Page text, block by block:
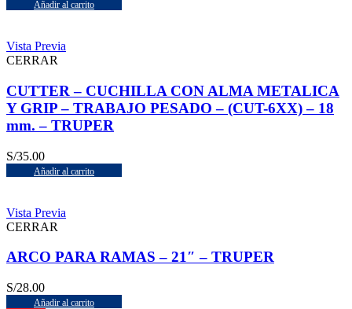
Añadir al carrito
Vista Previa
CERRAR
CUTTER – CUCHILLA CON ALMA METALICA
Y GRIP – TRABAJO PESADO – (CUT-6XX) – 18
mm. – TRUPER
S/35.00
Añadir al carrito
Vista Previa
CERRAR
ARCO PARA RAMAS – 21″ – TRUPER
S/28.00
Añadir al carrito